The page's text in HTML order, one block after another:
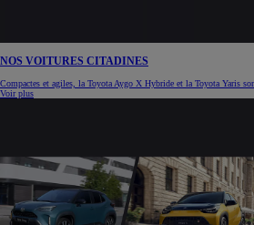
NOS VOITURES CITADINES
Compactes et agiles, la Toyota Aygo X Hybride et la Toyota Yaris
Voir plus